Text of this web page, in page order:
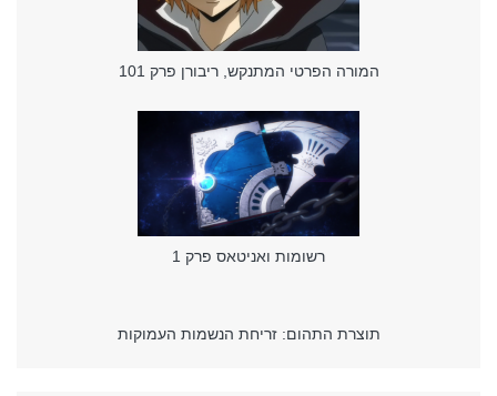
המורה הפרטי המתנקש, ריבורן פרק 101
רשומות ואניטאס פרק 1
תוצרת התהום: זריחת הנשמות העמוקות